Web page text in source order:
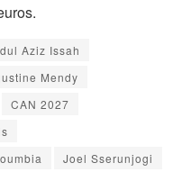
Aziz Issah
Mendy
CAN 2027
Joel Sserunjogi